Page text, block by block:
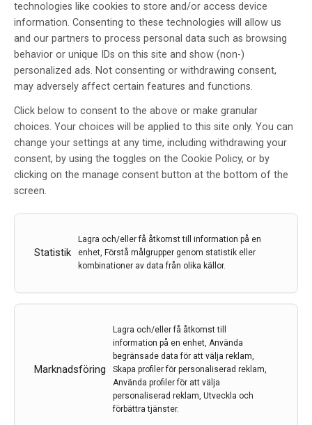
technologies like cookies to store and/or access device
information. Consenting to these technologies will allow us
and our partners to process personal data such as browsing
behavior or unique IDs on this site and show (non-)
personalized ads. Not consenting or withdrawing consent,
may adversely affect certain features and functions.
Click below to consent to the above or make granular
choices. Your choices will be applied to this site only. You can
change your settings at any time, including withdrawing your
consent, by using the toggles on the Cookie Policy, or by
clicking on the manage consent button at the bottom of the
screen.
Statistik
Lagra och/eller få åtkomst till information på en
enhet, Förstå målgrupper genom statistik eller
kombinationer av data från olika källor.
Marknadsföring
Lagra och/eller få åtkomst till
information på en enhet, Använda
begränsade data för att välja reklam,
Skapa profiler för personaliserad reklam,
Använda profiler för att välja
personaliserad reklam, Utveckla och
förbättra tjänster.
Ett ultrakänsligt blodtest som speglar hjärnskadan vid
akut ischemisk stroke – och förutsäger
funktionsförmåga. Det är en upptäckt som väntas få
betydelse framöver. I en studie från Göteborgs
universitet beskrivs fynden.
LÄS MER...
Komplex logistik i samband med
akut stroke
Akut stroke,AVAN RASHID,ischemisk stroke
KARL SJÖLIN,MICHAEL MAZYA ,
trombektomi
Möjligheten att behandla akut stroke med trombolys
och trombektomi har bidragit till att allt fler patienter